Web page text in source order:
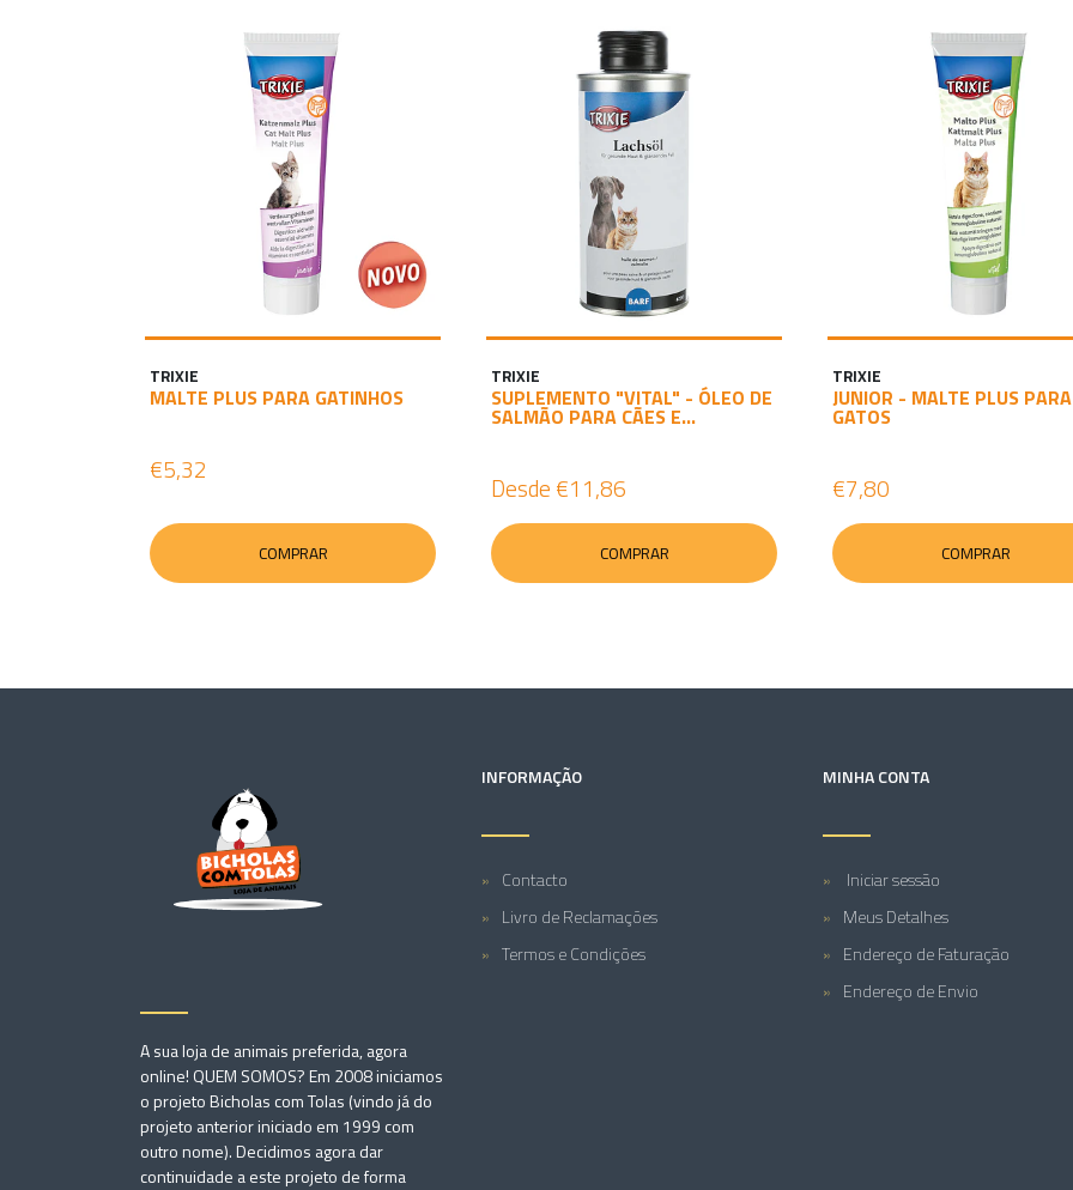
TRIXIE
MALTE PLUS PARA GATINHOS
€5,32
COMPRAR
TRIXIE
SUPLEMENTO "VITAL" - ÓLEO DE
SALMÃO PARA CÃES E...
Desde €11,86
COMPRAR
TRIXIE
JUNIOR - MALTE PLUS PARA
GATOS
€7,80
COMPRAR
A sua loja de animais preferida, agora
online! QUEM SOMOS? Em 2008 iniciamos
o projeto Bicholas com Tolas (vindo já do
projeto anterior iniciado em 1999 com
outro nome). Decidimos agora dar
continuidade a este projeto de forma
INFORMAÇÃO
Contacto
Livro de Reclamações
Termos e Condições
MINHA CONTA
Iniciar sessão
Meus Detalhes
Endereço de Faturação
Endereço de Envio